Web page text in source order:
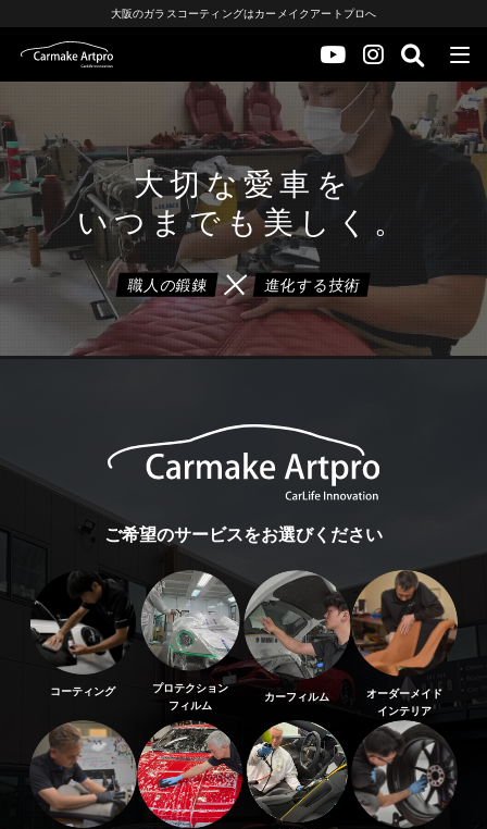
大阪のガラスコーティングはカーメイクアートプロへ
大切な愛車を
いつまでも美しく。
職人の鍛錬 進化する技術
ご希望のサービスをお選びください
コーティング
プロテクション
フィルム
カーフィルム
オーダーメイド
インテリア